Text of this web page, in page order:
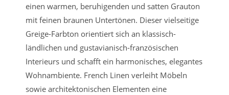
einen warmen, beruhigenden und satten Grauton
mit feinen braunen Untertönen. Dieser vielseitige
Greige-Farbton orientiert sich an klassisch-
ländlichen und gustavianisch-französischen
Interieurs und schafft ein harmonisches, elegantes
Wohnambiente. French Linen verleiht Möbeln
sowie architektonischen Elementen eine